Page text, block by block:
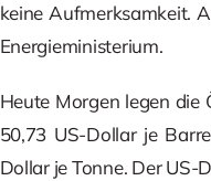
keine Aufmerksamkeit.
Energieministerium.
Heute Morgen legen die
50,73 US-Dollar je
Dollar je Tonne. Der US-